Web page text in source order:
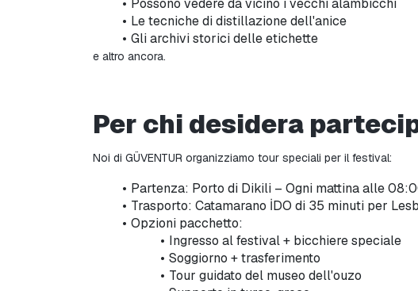
Possono vedere da vicino i vecchi alambicchi
Le tecniche di distillazione dell'anice
Gli archivi storici delle etichette
e altro ancora.
Per chi desidera
Noi di GÜVENTUR organizziamo tour speciali per il festival:
Partenza: Porto di Dikili – Ogni mattina alle
Trasporto: Catamarano İDO di 35 minuti per
Opzioni pacchetto:
Ingresso al festival + bicchiere speciale
Soggiorno + trasferimento
Tour guidato del museo dell'ouzo